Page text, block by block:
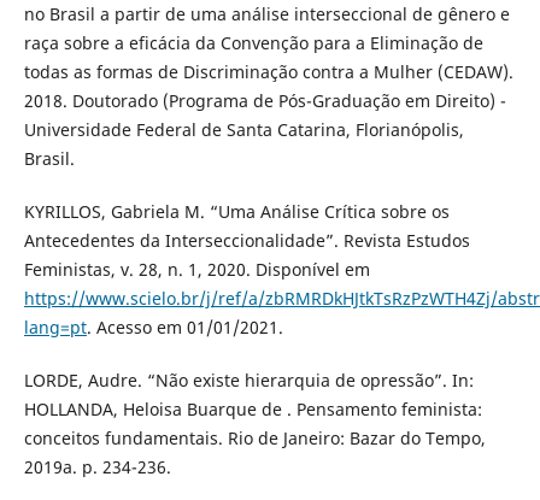
no Brasil a partir de uma análise interseccional de gênero e
raça sobre a eficácia da Convenção para a Eliminação de
todas as formas de Discriminação contra a Mulher (CEDAW).
2018. Doutorado (Programa de Pós-Graduação em Direito) -
Universidade Federal de Santa Catarina, Florianópolis,
Brasil.
KYRILLOS, Gabriela M. “Uma Análise Crítica sobre os
Antecedentes da Interseccionalidade”. Revista Estudos
Feministas, v. 28, n. 1, 2020. Disponível em
https://www.scielo.br/j/ref/a/zbRMRDkHJtkTsRzPzWTH4Zj/
lang=pt. Acesso em 01/01/2021.
LORDE, Audre. “Não existe hierarquia de opressão”. In:
HOLLANDA, Heloisa Buarque de . Pensamento feminista:
conceitos fundamentais. Rio de Janeiro: Bazar do Tempo,
2019a. p. 234-236.